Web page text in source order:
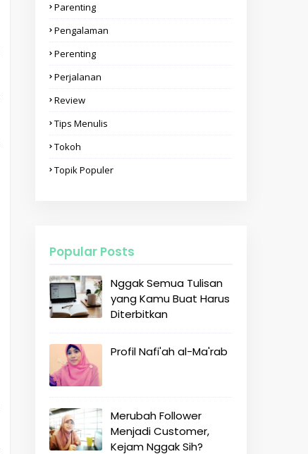
Parenting
Pengalaman
Perenting
Perjalanan
Review
Tips Menulis
Tokoh
Topik Populer
Popular Posts
Nggak Semua Tulisan
yang Kamu Buat Harus
Diterbitkan
Profil Nafi'ah al-Ma'rab
Merubah Follower
Menjadi Customer,
Kejam Nggak Sih?